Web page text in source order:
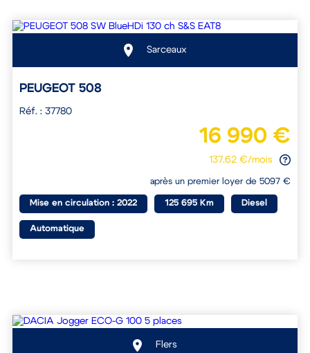
Sarceaux
PEUGEOT 508
Réf. : 37780
16 990 €
137.62 €/mois
après un premier loyer de 5097 €
Mise en circulation : 2022 125 695 Km Diesel
Automatique
Flers